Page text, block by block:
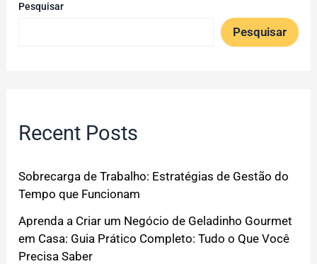
Pesquisar
Pesquisar
Recent Posts
Sobrecarga de Trabalho: Estratégias de Gestão do
Tempo que Funcionam
Aprenda a Criar um Negócio de Geladinho Gourmet
em Casa: Guia Prático Completo: Tudo o Que Você
Precisa Saber